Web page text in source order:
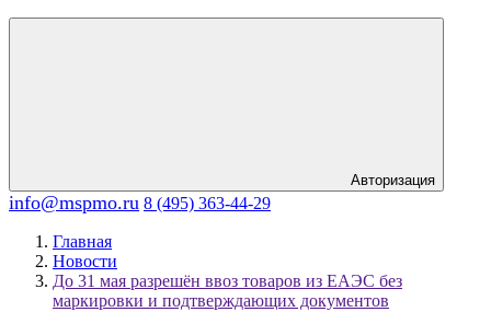
Авторизация
info@mspmo.ru 8 (495) 363-44-29
Главная
Новости
До 31 мая разрешён ввоз товаров из ЕАЭС без
маркировки и подтверждающих документов